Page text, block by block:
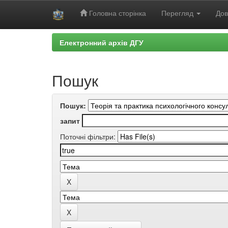
Головна сторінка Перегляд
Електронний архів ДГУ
Пошук
Пошук:
запит
Поточні фільтри: